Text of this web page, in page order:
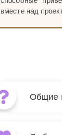
вместе над
Общие